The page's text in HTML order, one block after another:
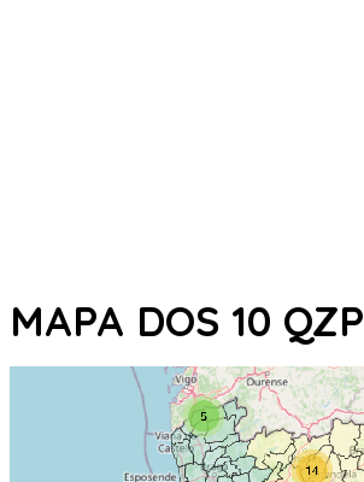
MAPA DOS 10 QZP